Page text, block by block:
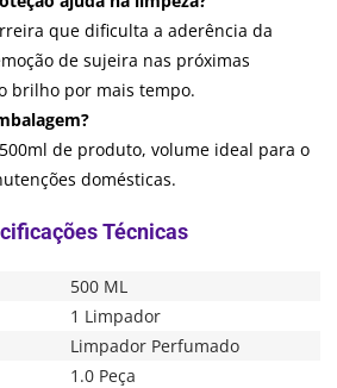
que dificulta a aderência da
de sujeira nas próximas
brilho por mais tempo.
de produto, volume ideal para o
domésticas.
500 ML
1 Limpador
Limpador Perfumado
1.0 Peça